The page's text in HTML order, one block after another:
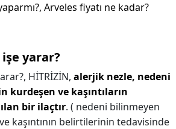
Arveles fiyatı ne kadar?
yarar?
HİTRİZİN, alerjik nezle, nedeni
kurdeşen ve kaşıntıların
bir ilaçtır. ( nedeni bilinmeyen
kaşıntının belirtilerinin tedavisinde